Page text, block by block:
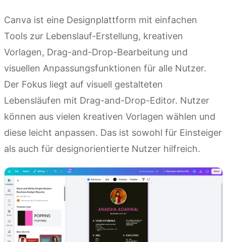
Canva ist eine Designplattform mit einfachen
Tools zur Lebenslauf-Erstellung, kreativen
Vorlagen, Drag-and-Drop-Bearbeitung und
visuellen Anpassungsfunktionen für alle Nutzer.
Der Fokus liegt auf visuell gestalteten
Lebensläufen mit Drag-and-Drop-Editor. Nutzer
können aus vielen kreativen Vorlagen wählen und
diese leicht anpassen. Das ist sowohl für Einsteiger
als auch für designorientierte Nutzer hilfreich.